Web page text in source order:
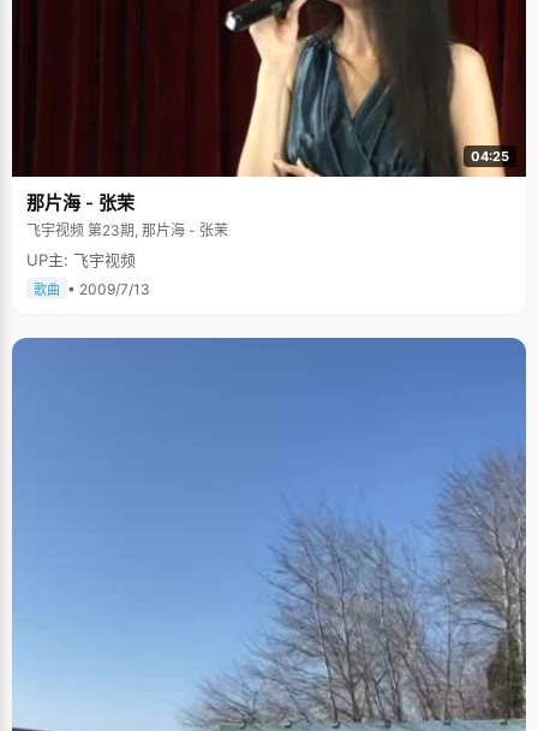
04:25
那片海 - 张茉
飞宇视频 第23期, 那片海 - 张茉
UP主: 飞宇视频
歌曲 • 2009/7/13